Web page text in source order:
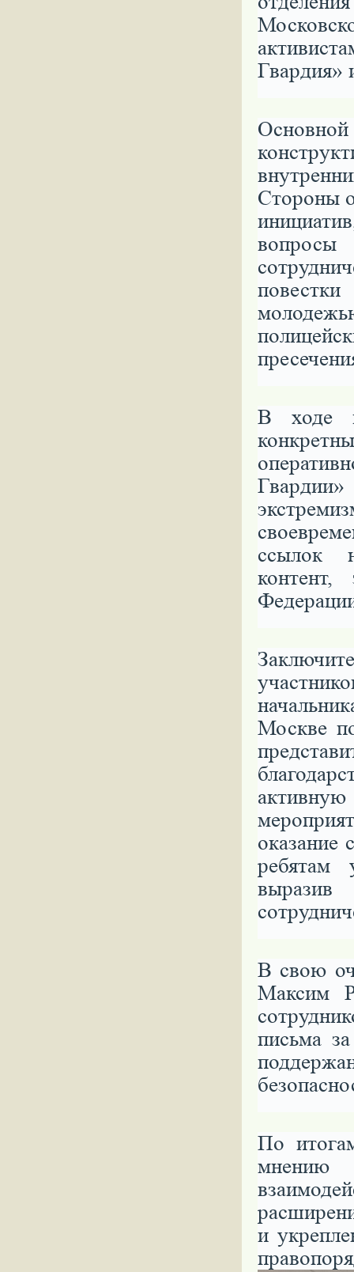
Гвардия»
Стороны
В ходе
ссылок
контент,
Москве
оказание
ребятам
выразив
В свою
Максим
письма
По
мнению
и